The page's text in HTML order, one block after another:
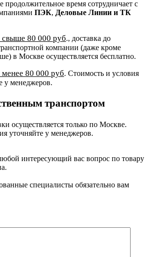
время сотрудничает с
ПЭК, Деловые Линии и ТК
свыше 80 000 руб., доставка до
компании (даже кроме
в Москве осуществляется бесплатно.
80 000 руб. Стоимость и условия
у менеджеров.
транспортом
осуществляется только по Москве.
уточняйте у менеджеров.
интересующий вас вопрос по товару
специалисты обязательно вам